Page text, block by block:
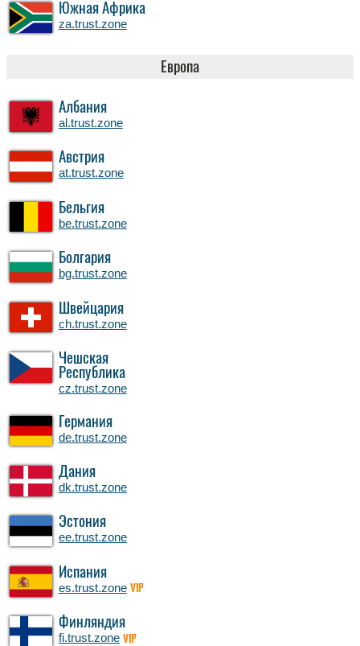
Южная Африка
za.trust.zone
Европа
Албания
al.trust.zone
Австрия
at.trust.zone
Бельгия
be.trust.zone
Болгария
bg.trust.zone
Швейцария
ch.trust.zone
Чешская
Республика
cz.trust.zone
Германия
de.trust.zone
Дания
dk.trust.zone
Эстония
ee.trust.zone
Испания
es.trust.zone VIP
Финляндия
fi.trust.zone VIP